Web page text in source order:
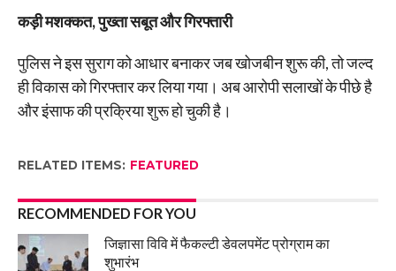
कड़ी मशक्कत, पुख्ता सबूत और गिरफ्तारी
पुलिस ने इस सुराग को आधार बनाकर जब खोजबीन शुरू की, तो जल्द
ही विकास को गिरफ्तार कर लिया गया। अब आरोपी सलाखों के पीछे है
और इंसाफ की प्रक्रिया शुरू हो चुकी है।
RELATED ITEMS: FEATURED
RECOMMENDED FOR YOU
जिज्ञासा विवि में फैकल्टी डेवलपमेंट प्रोग्राम का
शुभारंभ